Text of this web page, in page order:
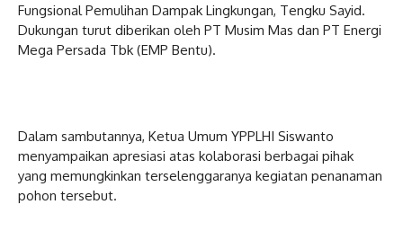
Fungsional Pemulihan Dampak Lingkungan, Tengku Sayid.
Dukungan turut diberikan oleh PT Musim Mas dan PT Energi
Mega Persada Tbk (EMP Bentu).
Dalam sambutannya, Ketua Umum YPPLHI Siswanto
menyampaikan apresiasi atas kolaborasi berbagai pihak
yang memungkinkan terselenggaranya kegiatan penanaman
pohon tersebut.